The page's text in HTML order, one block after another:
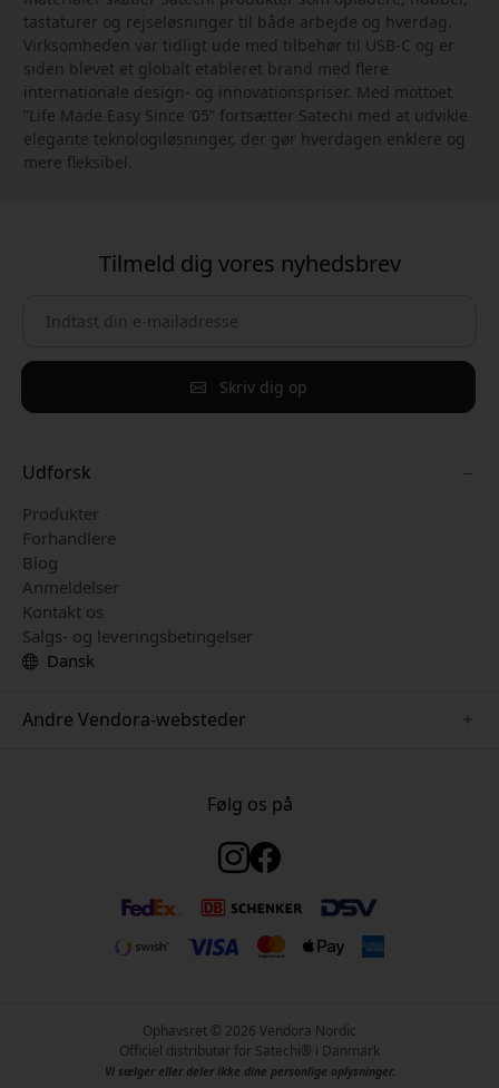
tastaturer og rejseløsninger til både arbejde og hverdag.
Virksomheden var tidligt ude med tilbehør til USB-C og er
siden blevet et globalt etableret brand med flere
internationale design- og innovationspriser. Med mottoet
”Life Made Easy Since ’05” fortsætter Satechi med at udvikle
elegante teknologiløsninger, der gør hverdagen enklere og
mere fleksibel.
Tilmeld dig vores nyhedsbrev
Skriv dig op
Udforsk
Produkter
Forhandlere
Blog
Anmeldelser
Kontakt os
Salgs- og leveringsbetingelser
Dansk
Andre Vendora-websteder
www.pipetto.se
Følg os på
Ophavsret © 2026 Vendora Nordic
Officiel distributør for Satechi® i Danmark
Vi sælger eller deler ikke dine personlige oplysninger.